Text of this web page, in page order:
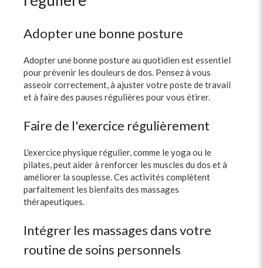
Adopter une bonne posture
Adopter une bonne posture au quotidien est essentiel
pour prévenir les douleurs de dos. Pensez à vous
asseoir correctement, à ajuster votre poste de travail
et à faire des pauses régulières pour vous étirer.
Faire de l'exercice régulièrement
L'exercice physique régulier, comme le yoga ou le
pilates, peut aider à renforcer les muscles du dos et à
améliorer la souplesse. Ces activités complètent
parfaitement les bienfaits des massages
thérapeutiques.
Intégrer les massages dans votre
routine de soins personnels